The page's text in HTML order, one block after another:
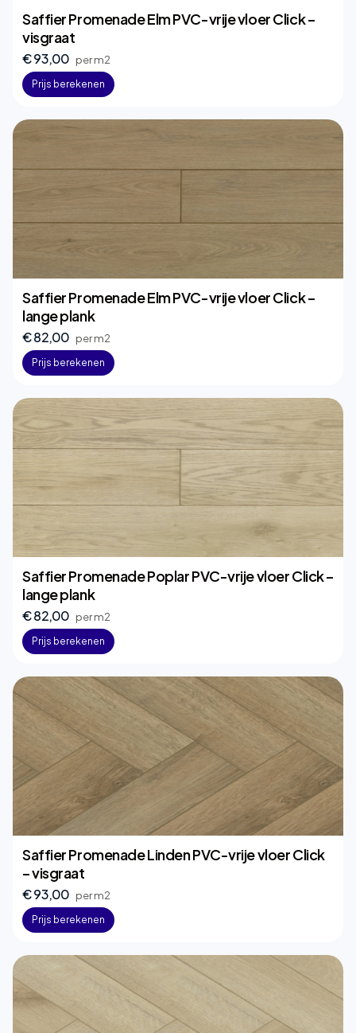
Saffier Promenade Elm PVC-vrije vloer Click –
visgraat
€ 93,00 per m2
Prijs berekenen
Saffier Promenade Elm PVC-vrije vloer Click –
lange plank
€ 82,00 per m2
Prijs berekenen
Saffier Promenade Poplar PVC-vrije vloer Click –
lange plank
€ 82,00 per m2
Prijs berekenen
Saffier Promenade Linden PVC-vrije vloer Click
– visgraat
€ 93,00 per m2
Prijs berekenen